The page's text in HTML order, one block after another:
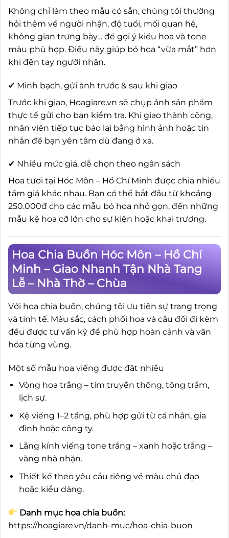
Không chỉ làm theo mẫu có sẵn, chúng tôi thường
hỏi thêm về người nhận, độ tuổi, mối quan hệ,
không gian trưng bày… để gợi ý kiểu hoa và tone
màu phù hợp. Điều này giúp bó hoa “vừa mắt” hơn
khi đến tay người nhận.
✔ Minh bạch, gửi ảnh trước & sau khi giao
Trước khi giao, Hoagiare.vn sẽ chụp ảnh sản phẩm
thực tế gửi cho bạn kiểm tra. Khi giao thành công,
nhân viên tiếp tục báo lại bằng hình ảnh hoặc tin
nhắn để bạn yên tâm dù đang ở xa.
✔ Nhiều mức giá, dễ chọn theo ngân sách
Hoa tươi tại Hóc Môn – Hồ Chí Minh được chia nhiều
tầm giá khác nhau. Bạn có thể bắt đầu từ khoảng
250.000đ cho các mẫu bó hoa nhỏ gọn, đến những
mẫu kệ hoa cỡ lớn cho sự kiện hoặc khai trương.
Hoa Chia Buồn Hóc Môn – Hồ Chí
Minh – Giao Nhanh Tận Nhà Tang
Lễ – Nhà Thờ – Chùa
Với hoa chia buồn, chúng tôi ưu tiên sự trang trọng
và tinh tế. Màu sắc, cách phối hoa và câu đối đi kèm
đều được tư vấn kỹ để phù hợp hoàn cảnh và văn
hóa từng vùng.
Một số mẫu hoa viếng được đặt nhiều
Vòng hoa trắng – tím truyền thống, tông trầm,
lịch sự.
Kệ viếng 1–2 tầng, phù hợp gửi từ cá nhân, gia
đình hoặc công ty.
Lẵng kính viếng tone trắng – xanh hoặc trắng –
vàng nhã nhặn.
Thiết kế theo yêu cầu riêng về màu chủ đạo
hoặc kiểu dáng.
Danh mục hoa chia buồn:
https://hoagiare.vn/danh-muc/hoa-chia-buon